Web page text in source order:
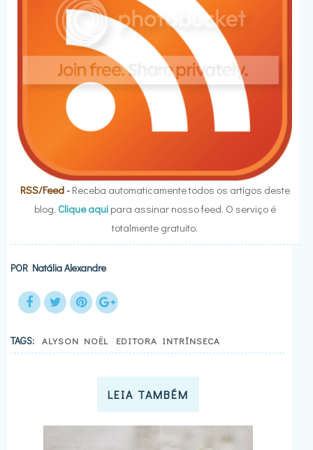
RSS/Feed- Receba automaticamente todos os artigos deste
blog. Clique aquipara assinar nosso feed. O serviço é
totalmente gratuito.
POR Natália Alexandre
TAGS: ALYSON NOËL EDITORA INTRÍNSECA
LEIA TAMBÉM